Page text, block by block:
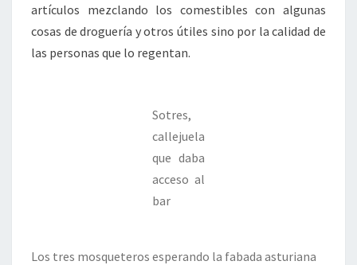
artículos mezclando los comestibles con algunas
cosas de droguería y otros útiles sino por la calidad de
las personas que lo regentan.
Sotres,
callejuela
que daba
acceso al
bar
Los tres mosqueteros esperando la fabada asturiana